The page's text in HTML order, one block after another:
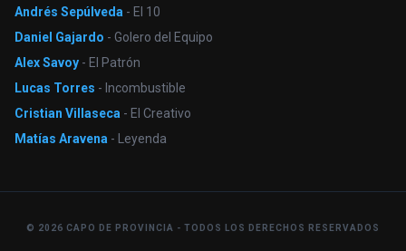
Andrés Sepúlveda - El 10
Daniel Gajardo - Golero del Equipo
Alex Savoy - El Patrón
Lucas Torres - Incombustible
Cristian Villaseca - El Creativo
Matías Aravena - Leyenda
© 2026 CAPO DE PROVINCIA - TODOS LOS DERECHOS RESERVADOS